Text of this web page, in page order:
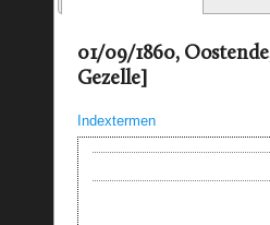
01/09/1860,
Gezelle]
Indextermen